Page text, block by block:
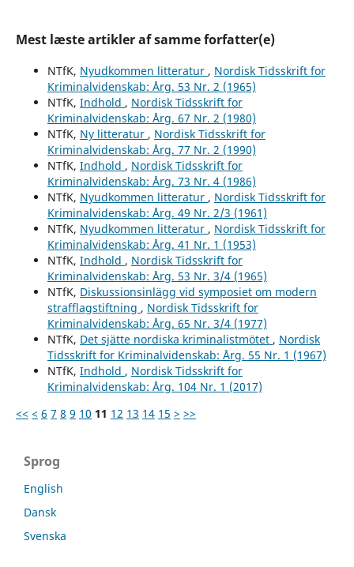
Mest læste artikler af samme forfatter(e)
NTfK, Nyudkommen litteratur , Nordisk Tidsskrift for
Kriminalvidenskab: Årg. 53 Nr. 2 (1965)
NTfK, Indhold , Nordisk Tidsskrift for
Kriminalvidenskab: Årg. 67 Nr. 2 (1980)
NTfK, Ny litteratur , Nordisk Tidsskrift for
Kriminalvidenskab: Årg. 77 Nr. 2 (1990)
NTfK, Indhold , Nordisk Tidsskrift for
Kriminalvidenskab: Årg. 73 Nr. 4 (1986)
NTfK, Nyudkommen litteratur , Nordisk Tidsskrift for
Kriminalvidenskab: Årg. 49 Nr. 2/3 (1961)
NTfK, Nyudkommen litteratur , Nordisk Tidsskrift for
Kriminalvidenskab: Årg. 41 Nr. 1 (1953)
NTfK, Indhold , Nordisk Tidsskrift for
Kriminalvidenskab: Årg. 53 Nr. 3/4 (1965)
NTfK, Diskussionsinlägg vid symposiet om modern
strafflagstiftning , Nordisk Tidsskrift for
Kriminalvidenskab: Årg. 65 Nr. 3/4 (1977)
NTfK, Det sjätte nordiska kriminalistmötet , Nordisk
Tidsskrift for Kriminalvidenskab: Årg. 55 Nr. 1 (1967)
NTfK, Indhold , Nordisk Tidsskrift for
Kriminalvidenskab: Årg. 104 Nr. 1 (2017)
<< < 6 7 8 9 10 11 12 13 14 15 > >>
Sprog
English
Dansk
Svenska